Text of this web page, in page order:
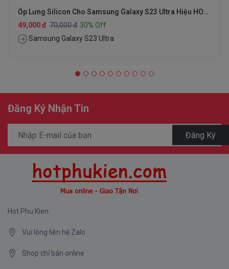
Ốp Lưng Silicon Cho Samsung Galaxy S23 Ultra Hiệu HOTCASE - Siêu Mỏng 0.6mm, Thiết Kế Trong Suốt, Chống Trầy Xước
49,000 đ 70,000 đ 30% Off
Samsung Galaxy S23 Ultra
Đăng Ký Nhận Tin
Đăng Ký
Hot Phu Kien
Vui lòng liên hệ Zalo
Shop chỉ bán online